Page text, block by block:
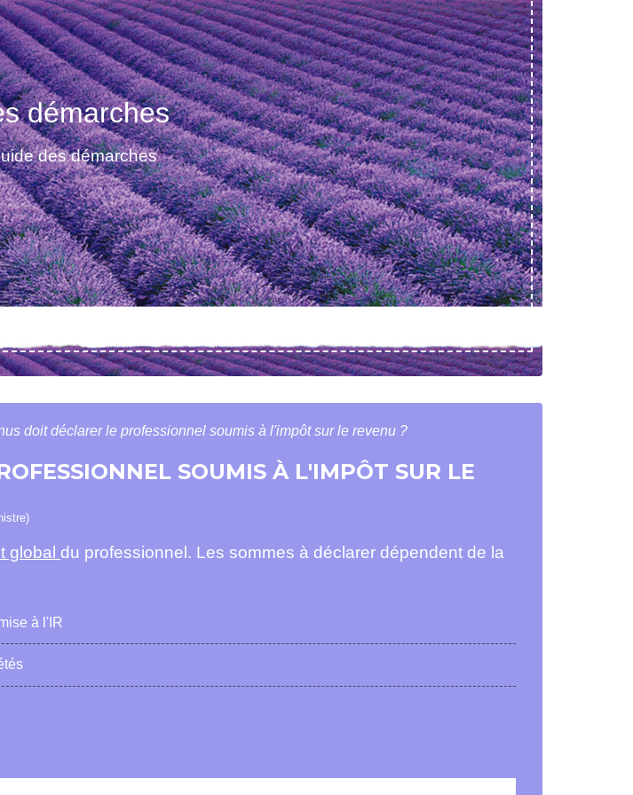
démarches
des démarches
doit déclarer le professionnel soumis à l'impôt sur le revenu ?
SOUMIS À L'IMPÔT SUR LE
global du professionnel. Les sommes à déclarer dépendent de la
à l'IR